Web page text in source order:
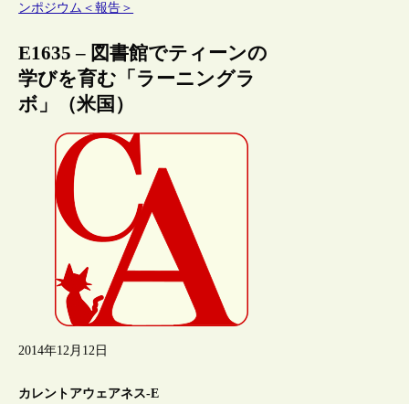
ンポジウム＜報告＞
E1635 – 図書館でティーンの
学びを育む「ラーニングラ
ボ」（米国）
2014年12月12日
カレントアウェアネス-E